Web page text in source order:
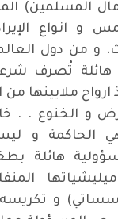
المسلمين)
و انواع
و من دول
هائلة تُصرف
ارواح ملايينها
و الخنوع . .
هي الحاكمة و
هائلة
و تكريسه